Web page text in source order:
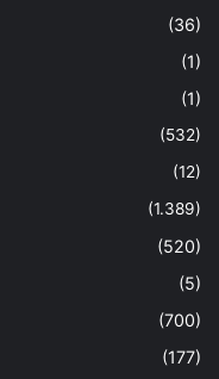
(36)
(1)
(1)
(532)
(12)
(1.389)
(520)
(5)
(700)
(177)